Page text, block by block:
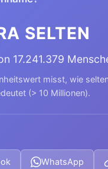
SELTEN
17.241.379
misst, wie
(> 10 Millionen).
WhatsApp